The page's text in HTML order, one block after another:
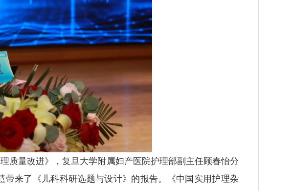
质量改进》，复旦大学附属妇产医院护理部副主任顾春怡分
来了《儿科科研选题与设计》的报告。《中国实用护理杂